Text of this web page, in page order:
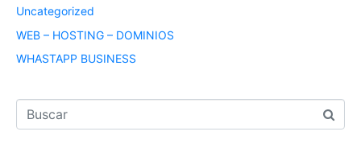
Uncategorized
WEB – HOSTING – DOMINIOS
WHASTAPP BUSINESS